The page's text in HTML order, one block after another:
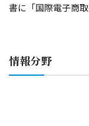
書に「国際電子商取
情報分野